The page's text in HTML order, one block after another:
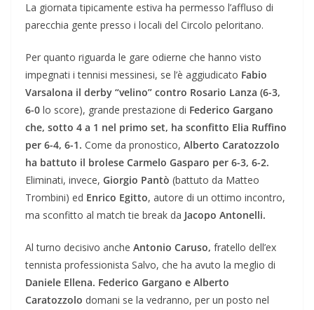
La giornata tipicamente estiva ha permesso l’affluso di
parecchia gente presso i locali del Circolo peloritano.
Per quanto riguarda le gare odierne che hanno visto
impegnati i tennisi messinesi, se l’è aggiudicato Fabio
Varsalona il derby “velino” contro Rosario Lanza (6-3,
6-0 lo score), grande prestazione di Federico Gargano
che, sotto 4 a 1 nel primo set, ha sconfitto Elia Ruffino
per 6-4, 6-1. Come da pronostico, Alberto Caratozzolo
ha battuto il brolese Carmelo Gasparo per 6-3, 6-2.
Eliminati, invece, Giorgio Pantò (battuto da Matteo
Trombini) ed Enrico Egitto, autore di un ottimo incontro,
ma sconfitto al match tie break da Jacopo Antonelli.
Al turno decisivo anche Antonio Caruso, fratello dell’ex
tennista professionista Salvo, che ha avuto la meglio di
Daniele Ellena. Federico Gargano e Alberto
Caratozzolo domani se la vedranno, per un posto nel